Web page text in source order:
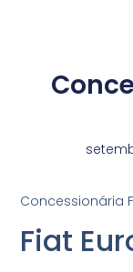
Concessionária
Fiat